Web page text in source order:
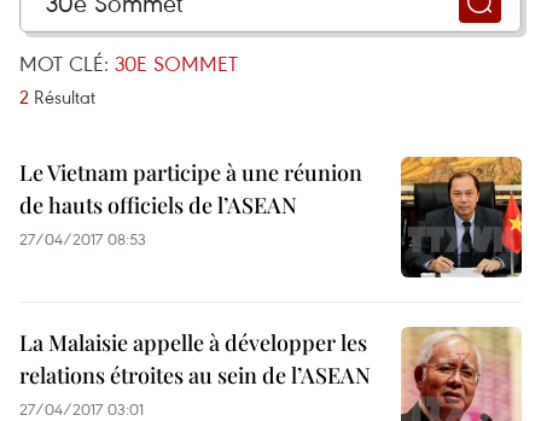
MOT CLÉ: 30E SOMMET
2 Résultat
Le Vietnam participe à une réunion
de hauts officiels de l’ASEAN
27/04/2017 08:53
La Malaisie appelle à développer les
relations étroites au sein de l’ASEAN
27/04/2017 03:01